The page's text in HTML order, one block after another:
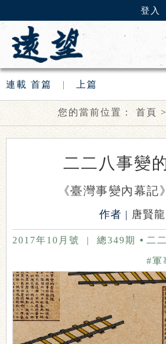
登入
連載 首篇 | 上篇
您的當前位置：首頁
二二八事變
《臺灣事變內幕記
作者 | 唐賢龍
2017年10月號 | 總349期 二
#軍